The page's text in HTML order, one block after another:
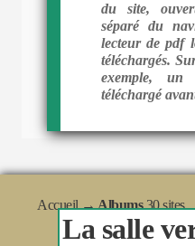
du site,
séparé du
lecteur de pdf
téléchargés.
exemple,
téléchargé
Accueil→ Albums30 sites
La salle